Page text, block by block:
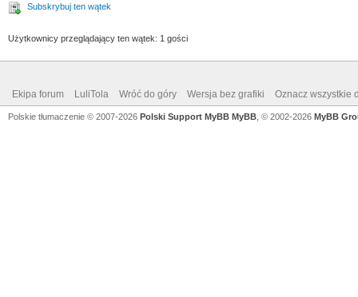
Subskrybuj ten wątek
Użytkownicy przeglądający ten wątek: 1 gości
Ekipa forum LuliTola Wróć do góry Wersja bez grafiki Oznacz wszystkie
Polskie tłumaczenie © 2007-2026 Polski Support MyBB MyBB , © 2002-2026 MyBB